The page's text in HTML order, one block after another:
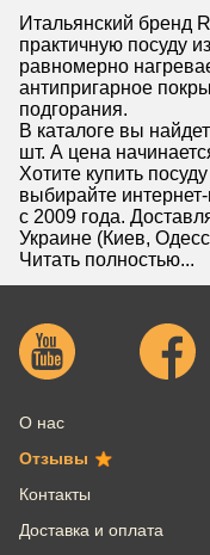
Итальянский бренд
практичную посуду
равномерно
антипригарное
подгорания.
В каталоге вы
шт. А цена
Хотите купить
выбирайте
с 2009 года.
Украине (Киев,
Читать полностью...
О нас
Отзывы
Контакты
Доставка и оплата